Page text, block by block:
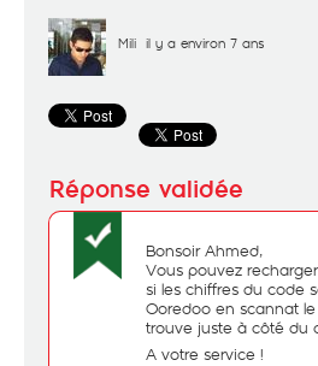
Mili il y a environ 7 ans
Bonsoir Ahmed,
Vous pouvez
si les chiffres du code
Ooredoo en scannat
trouve juste à côté du
A votre service !